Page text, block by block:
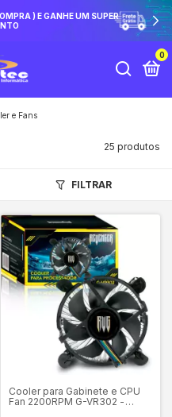
) E GANHE UM SUPER
0
e Fans
25 produtos
FILTRAR
Cooler para Gabinete e CPU
Fan 2200RPM G-VR302 -